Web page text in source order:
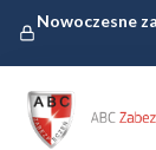
Nowoczesne